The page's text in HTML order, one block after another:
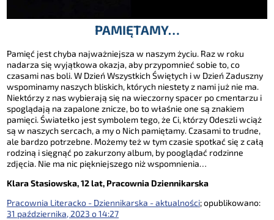
PAMIĘTAMY…
Pamięć jest chyba najważniejsza w naszym życiu. Raz w roku
nadarza się wyjątkowa okazja, aby przypomnieć sobie to, co
czasami nas boli. W Dzień Wszystkich Świętych i w Dzień Zaduszny
wspominamy naszych bliskich, których niestety z nami już nie ma.
Niektórzy z nas wybierają się na wieczorny spacer po cmentarzu i
spoglądają na zapalone znicze, bo to właśnie one są znakiem
pamięci. Światełko jest symbolem tego, że Ci, którzy Odeszli wciąż
są w naszych sercach, a my o Nich pamiętamy. Czasami to trudne,
ale bardzo potrzebne. Możemy też w tym czasie spotkać się z całą
rodziną i sięgnąć po zakurzony album, by pooglądać rodzinne
zdjęcia. Nie ma nic piękniejszego niż wspomnienia…
Klara Stasiowska, 12 lat, Pracownia Dziennikarska
Pracownia Literacko - Dziennikarska - aktualności; opublikowano:
31 października, 2023 o 14:27